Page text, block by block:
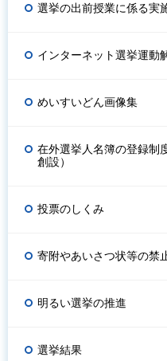
選挙の出前授業に係る実
インターネット選挙運動
めいすいどん画像集
在外選挙人名簿の登録制
創設）
投票のしくみ
寄附やあいさつ状等の禁
明るい選挙の推進
選挙結果